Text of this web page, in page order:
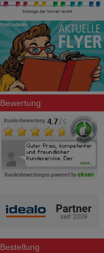
Bewertung
Bestellung